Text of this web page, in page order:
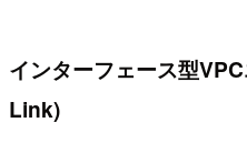
インターフェース型
Link)